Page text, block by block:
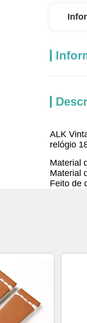
ALK
relógio
Material
Material
Feito de